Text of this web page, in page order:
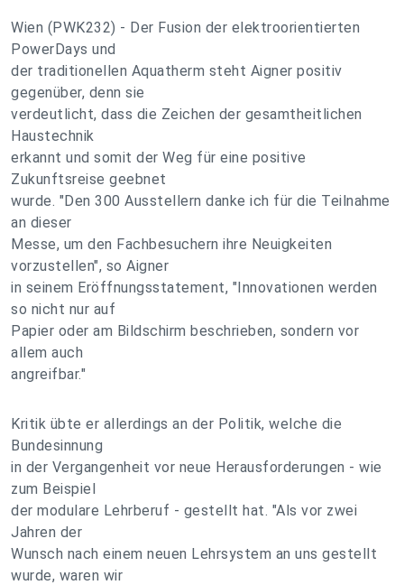
Wien (PWK232) - Der Fusion der elektroorientierten
PowerDays und
der traditionellen Aquatherm steht Aigner positiv
gegenüber, denn sie
verdeutlicht, dass die Zeichen der gesamtheitlichen
Haustechnik
erkannt und somit der Weg für eine positive
Zukunftsreise geebnet
wurde. "Den 300 Ausstellern danke ich für die Teilnahme
an dieser
Messe, um den Fachbesuchern ihre Neuigkeiten
vorzustellen", so Aigner
in seinem Eröffnungsstatement, "Innovationen werden
so nicht nur auf
Papier oder am Bildschirm beschrieben, sondern vor
allem auch
angreifbar."
Kritik übte er allerdings an der Politik, welche die
Bundesinnung
in der Vergangenheit vor neue Herausforderungen - wie
zum Beispiel
der modulare Lehrberuf - gestellt hat. "Als vor zwei
Jahren der
Wunsch nach einem neuen Lehrsystem an uns gestellt
wurde, waren wir